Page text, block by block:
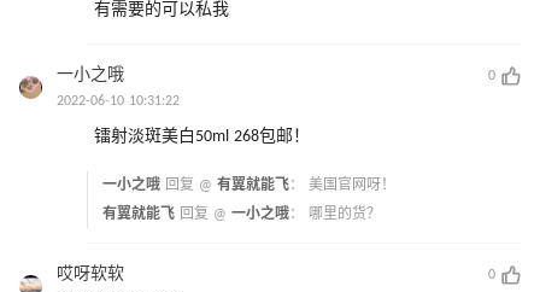
有需要的可以私我
一小之哦
0
2022-06-10 10:31:22
镭射淡斑美白50ml 268包邮！
一小之哦 回复 @ 有翼就能飞： 美国官网呀！
有翼就能飞 回复 @ 一小之哦： 哪里的货？
哎呀软软
0